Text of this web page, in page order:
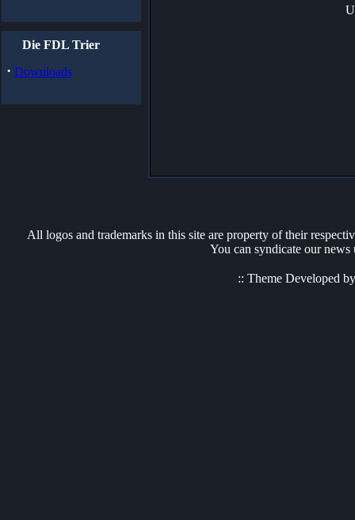
Die FDL Trier
· Downloads
All logos and trademarks in this site are property of their
You can syndicate our
:: Theme Developed